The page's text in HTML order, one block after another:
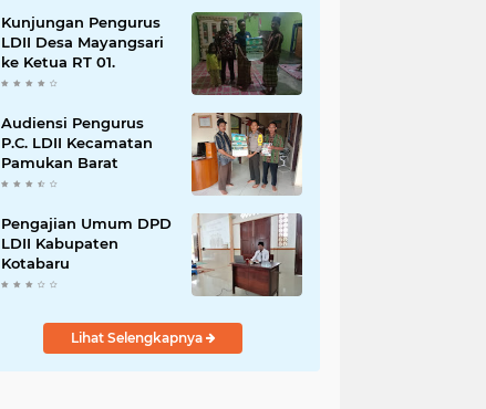
Kunjungan Pengurus
LDII Desa Mayangsari
ke Ketua RT 01.
Audiensi Pengurus
P.C. LDII Kecamatan
Pamukan Barat
Pengajian Umum DPD
LDII Kabupaten
Kotabaru
Lihat Selengkapnya